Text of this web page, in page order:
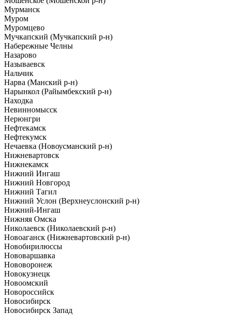
Мурманск
Муром
Муромцево
Мучкапский (Мучкапский р-н)
Набережные Челны
Назарово
Называевск
Нальчик
Нарва (Манский р-н)
Нарынкол (Райымбекский р-н)
Находка
Невинномысск
Нерюнгри
Нефтекамск
Нефтекумск
Нечаевка (Новоусманский р-н)
Нижневартовск
Нижнекамск
Нижний Ингаш
Нижний Новгород
Нижний Тагил
Нижний Услон (Верхнеуслонский р-н)
Нижний-Ингаш
Нижняя Омска
Николаевск (Николаевский р-н)
Новоаганск (Нижневартовский р-н)
Новобирилюссы
Нововаршавка
Нововоронеж
Новокузнецк
Новоомский
Новороссийск
Новосибирск
Новосибирск Запад